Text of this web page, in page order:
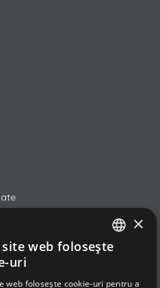
ROMANIAN
×
site web folosește
uri
web folosește cookie-uri pentru a